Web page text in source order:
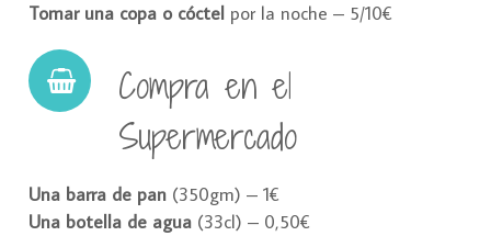
Tomar una copa o cóctel por la noche – 5/10€
Compra en el
Supermercado
Una barra de pan (350gm) – 1€
Una botella de agua (33cl) – 0,50€